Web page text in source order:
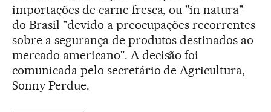
importações de carne fresca, ou "in natura"
do Brasil "devido a preocupações recorrentes
sobre a segurança de produtos destinados ao
mercado americano". A decisão foi
comunicada pelo secretário de Agricultura,
Sonny Perdue.